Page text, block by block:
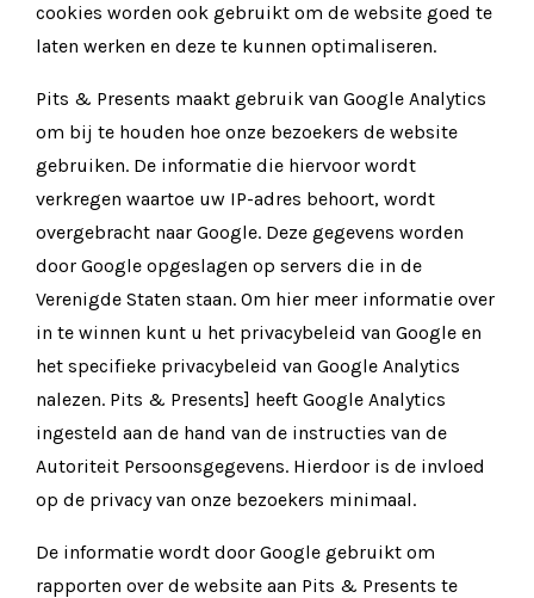
cookies worden ook gebruikt om de website goed te
laten werken en deze te kunnen optimaliseren.
Pits & Presents maakt gebruik van Google Analytics
om bij te houden hoe onze bezoekers de website
gebruiken. De informatie die hiervoor wordt
verkregen waartoe uw IP-adres behoort, wordt
overgebracht naar Google. Deze gegevens worden
door Google opgeslagen op servers die in de
Verenigde Staten staan. Om hier meer informatie over
in te winnen kunt u het privacybeleid van Google en
het specifieke privacybeleid van Google Analytics
nalezen. Pits & Presents] heeft Google Analytics
ingesteld aan de hand van de instructies van de
Autoriteit Persoonsgegevens. Hierdoor is de invloed
op de privacy van onze bezoekers minimaal.
De informatie wordt door Google gebruikt om
rapporten over de website aan Pits & Presents te